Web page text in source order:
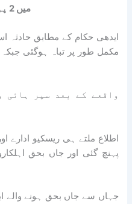
میں 2 پولیس اہلکار شہید ہو ہوگئے۔
ایدھی حکام کے مطابق حادثہ
مکمل طور پر تباہ ہوگئی جبکہ
واقعے کے بعد سپر ہائی
اطلاع ملتے ہی ریسکیو ادارے
پہنچ گئی اور جاں بحق
جہاں سے جاں بحق ہونے والے